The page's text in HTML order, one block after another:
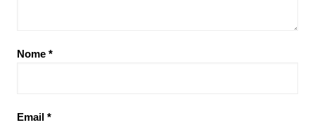
Nome *
Email *